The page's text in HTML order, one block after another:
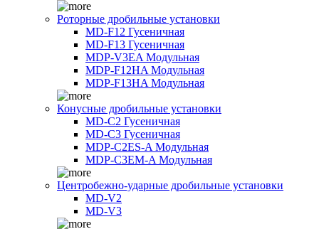
Роторные дробильные установки
MD-F12 Гусеничная
MD-F13 Гусеничная
MDP-V3EA Модульная
MDP-F12HA Модульная
MDP-F13HA Модульная
Конусные дробильные установки
MD-C2 Гусеничная
MD-C3 Гусеничная
MDP-C2ES-A Модульная
MDP-C3EM-A Модульная
Центробежно-ударные дробильные установки
MD-V2
MD-V3